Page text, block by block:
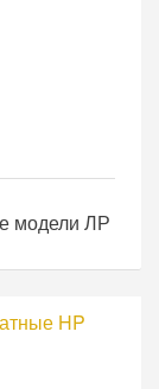
модели ЛР